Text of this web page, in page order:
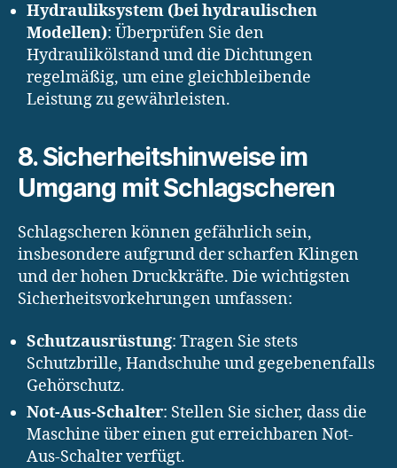
Hydrauliksystem (bei hydraulischen
Modellen): Überprüfen Sie den
Hydraulikölstand und die Dichtungen
regelmäßig, um eine gleichbleibende
Leistung zu gewährleisten.
8. Sicherheitshinweise im
Umgang mit Schlagscheren
Schlagscheren können gefährlich sein,
insbesondere aufgrund der scharfen Klingen
und der hohen Druckkräfte. Die wichtigsten
Sicherheitsvorkehrungen umfassen:
Schutzausrüstung: Tragen Sie stets
Schutzbrille, Handschuhe und gegebenenfalls
Gehörschutz.
Not-Aus-Schalter: Stellen Sie sicher, dass die
Maschine über einen gut erreichbaren Not-
Aus-Schalter verfügt.